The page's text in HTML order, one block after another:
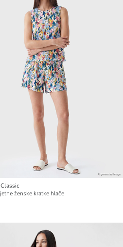
ženske kratke hlače